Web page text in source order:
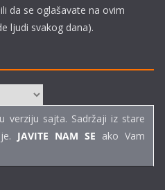
da se oglašavate na ovim
ljudi svakog dana).
verziju sajta. Sadržaji iz stare
JAVITE NAM SE ako Vam